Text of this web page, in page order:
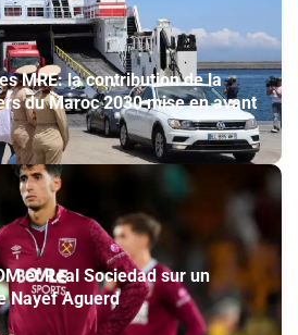
MRE: la contribution de la
du Maroc 2030 mise en avant
et Real Sociedad sur un
Nayef Aguerd